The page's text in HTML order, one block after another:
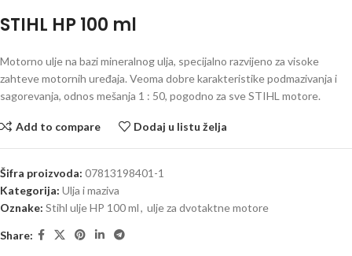
STIHL HP 100 ml
Motorno ulje na bazi mineralnog ulja, specijalno razvijeno za visoke
zahteve motornih uređaja. Veoma dobre karakteristike podmazivanja i
sagorevanja, odnos mešanja 1 : 50, pogodno za sve STIHL motore.
Add to compare Dodaj u listu želja
Šifra proizvoda: 07813198401-1
Kategorija: Ulja i maziva
Oznake: Stihl ulje HP 100 ml, ulje za dvotaktne motore
Share: